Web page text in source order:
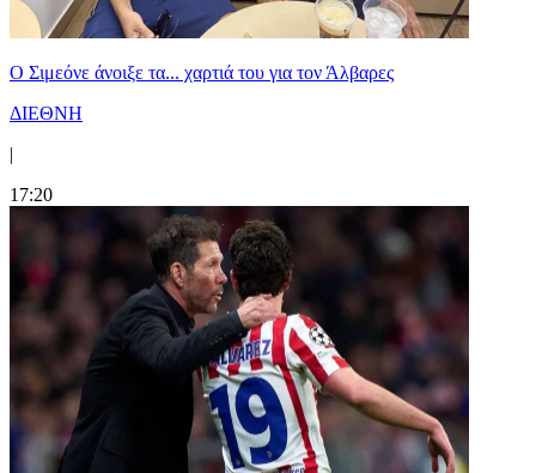
Ο Σιμεόνε άνοιξε τα... χαρτιά του για τον Άλβαρες
ΔΙΕΘΝΗ
|
17:20